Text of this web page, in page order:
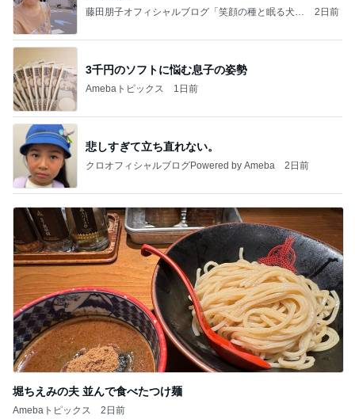
藤田朋子オフィシャルブログ「笑顔の種と眠る犬」
2日前
3千円のソフトに悩む息子の姿勢
Amebaトピックス 1日前
悲しすぎて立ち直れない。
クロオフィシャルブログPowered by Ameba 2日前
堀ちえみの夫 並んで食べたつけ麺
Amebaトピックス 2日前